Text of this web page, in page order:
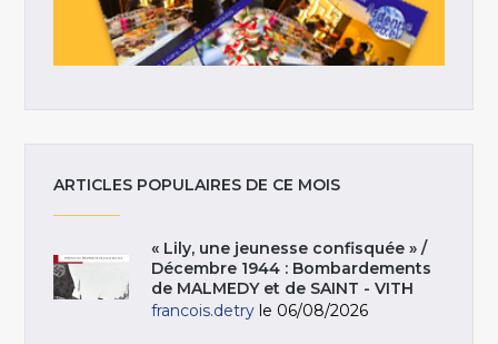
ARTICLES POPULAIRES DE CE MOIS
« Lily, une jeunesse confisquée » /
Décembre 1944 : Bombardements
de MALMEDY et de SAINT - VITH
francois.detry le 06/08/2026